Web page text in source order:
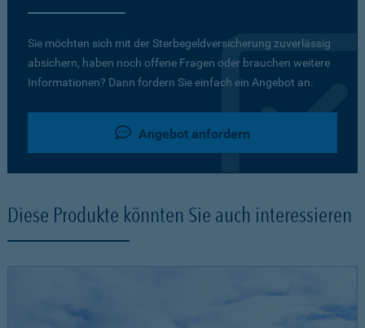
Sie möchten sich mit der Sterbegeldversicherung zuverlässig
absichern, haben noch offene Fragen oder brauchen weitere
Informationen? Dann fordern Sie einfach ein Angebot an.
Angebot anfordern
Diese Produkte könnten Sie auch interessieren